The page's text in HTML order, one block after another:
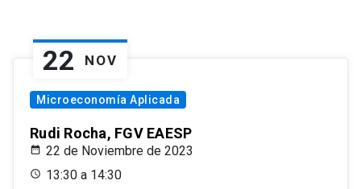
22 NOV
Microeconomía Aplicada
Rudi Rocha, FGV EAESP
22 de Noviembre de 2023
13:30 a 14:30